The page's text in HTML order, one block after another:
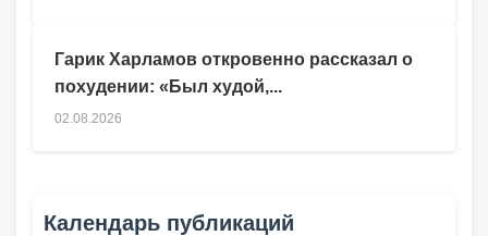
Гарик Харламов откровенно рассказал о
похудении: «Был худой,...
02.08.2026
Календарь публикаций